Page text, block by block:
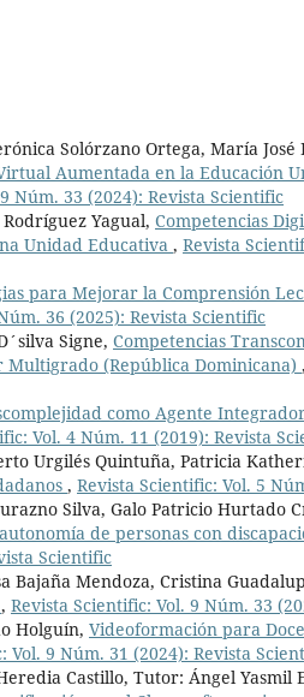
Solórzano Ortega, María José
Aumentada en la Educación
Núm. 33 (2024): Revista Scientific
Yagual, Competencias
Unidad Educativa , Revista
para Mejorar la Comprensión
36 (2025): Revista Scientific
Signe, Competencias
Multigrado (República Dominicana) ,
como Agente
Vol. 4 Núm. 11 (2019): Revista
Urgilés Quintuña, Patricia
, Revista Scientific: Vol. 5
Silva, Galo Patricio Hurtado
de personas con
Scientific
Bajaña Mendoza, Cristina
, Revista Scientific: Vol. 9 Núm. 33
Holguín, Videoformación para
Vol. 9 Núm. 31 (2024): Revista
Castillo, Tutor: Ángel